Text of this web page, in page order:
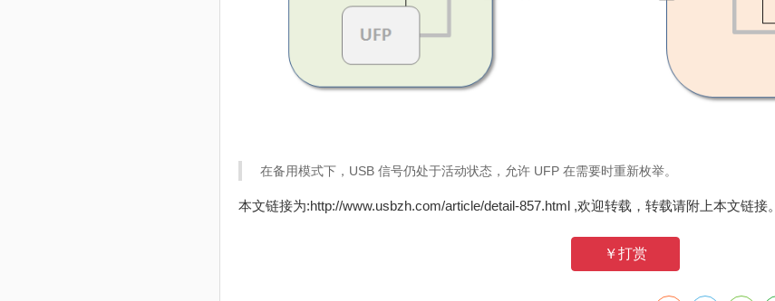
在备用模式下，USB 信号仍处于活动状态，允许 UFP 在需要时重新枚举。
本文链接为:http://www.usbzh.com/article/detail-857.html ,欢迎转载，转载请附上本文链接。
￥打赏